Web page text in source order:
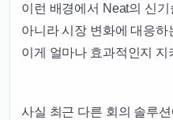
이런 배경에서 Neat의 신
아니라 시장 변화에 대응하
이게 얼마나 효과적인지 지
사실 최근 다른 회의 솔루